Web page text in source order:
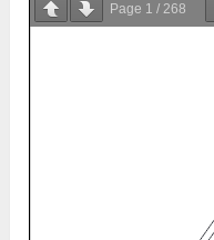
Page 1 /268